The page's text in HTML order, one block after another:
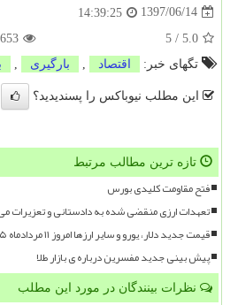
1397/06/14
14:39:25
5.0
/
5
تگهای خبر:
اقتصاد بارگیری
این مطلب نیوباکس را پسندیدید؟
تازه ترین مطالب مرتبط
فتح مقاومت کلیدی بورس
تعهدات ارزی منقضی شده به دادستانی و تعزیرات
قیمت جدید دلار، یورو و سایر ارزها امروز ۱۱ مردادماه ۱۴۰۵
پیش بینی جدید مفسرین درباره ی بازار طلا
نظرات بینندگان در مورد این مطلب